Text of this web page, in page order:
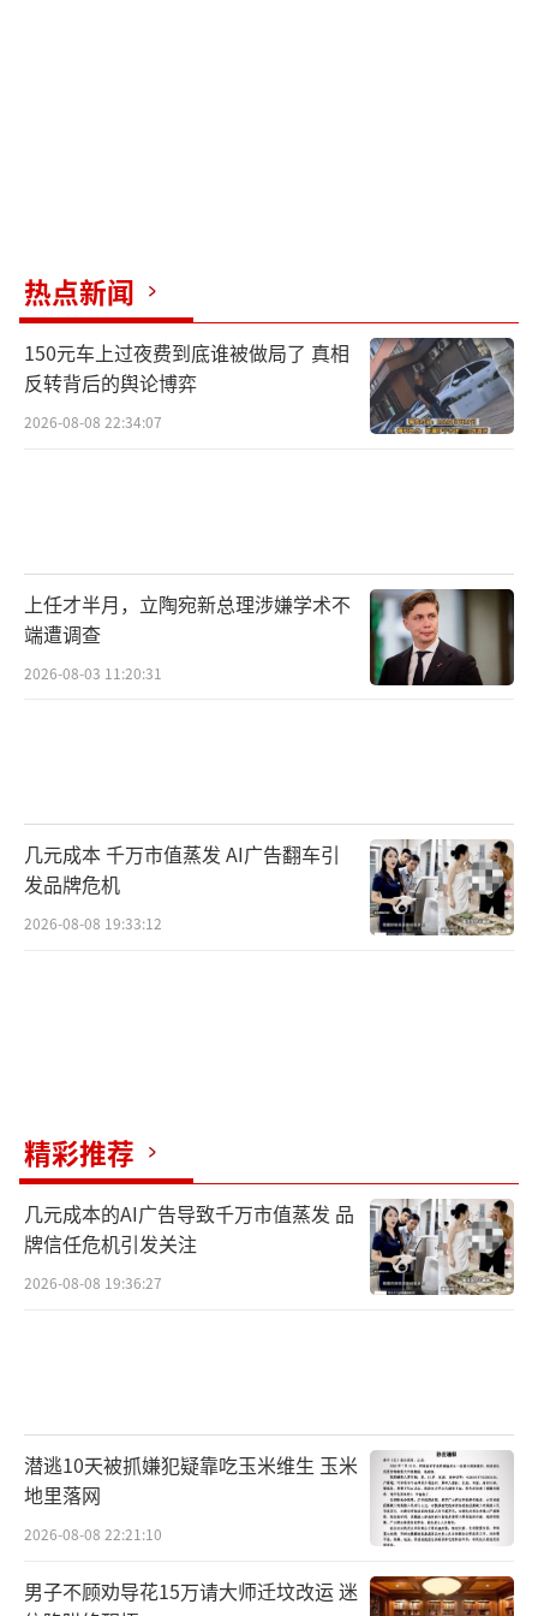
热点新闻
150元车上过夜费到底谁被做局了 真相
反转背后的舆论博弈
2026-08-08 22:34:07
上任才半月，立陶宛新总理涉嫌学术不
端遭调查
2026-08-03 11:20:31
几元成本 千万市值蒸发 AI广告翻车引
发品牌危机
2026-08-08 19:33:12
精彩推荐
几元成本的AI广告导致千万市值蒸发 品
牌信任危机引发关注
2026-08-08 19:36:27
潜逃10天被抓嫌犯疑靠吃玉米维生 玉米
地里落网
2026-08-08 22:21:10
男子不顾劝导花15万请大师迁坟改运 迷